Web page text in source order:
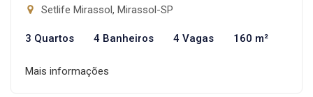
Setlife Mirassol, Mirassol-SP
3 Quartos 4 Banheiros 4 Vagas 160 m²
Mais informações